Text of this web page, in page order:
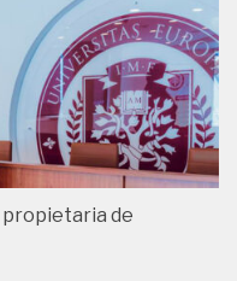
propietaria de